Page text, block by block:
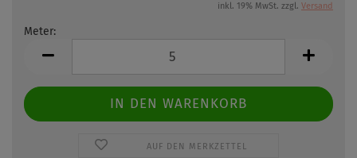
inkl. 19% MwSt. zzgl. Versand
Meter:
AUF DEN MERKZETTEL